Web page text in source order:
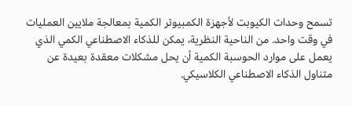
تسمح وحدات الكيوبت لأجهزة الكمبيوتر الكمية بمعالجة ملايين العمليات
في وقت واحد. من الناحية النظرية، يمكن للذكاء الاصطناعي الكمي الذي
يعمل على موارد الحوسبة الكمية أن يحل مشكلات معقدة بعيدة عن
متناول الذكاء الاصطناعي الكلاسيكي.